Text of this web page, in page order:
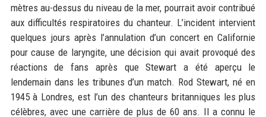
mètres au-dessus du niveau de la mer, pourrait avoir contribué
aux difficultés respiratoires du chanteur. L’incident intervient
quelques jours après l’annulation d’un concert en Californie
pour cause de laryngite, une décision qui avait provoqué des
réactions de fans après que Stewart a été aperçu le
lendemain dans les tribunes d’un match. Rod Stewart, né en
1945 à Londres, est l’un des chanteurs britanniques les plus
célèbres, avec une carrière de plus de 60 ans. Il a connu le